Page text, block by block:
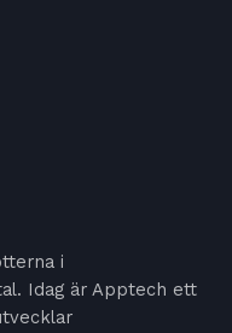
i
Idag är Apptech ett